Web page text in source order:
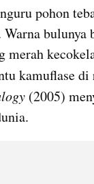
pohon
bulunya
merah
kamuflase
(2005)